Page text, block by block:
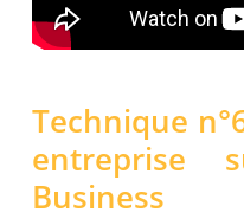
Technique
entreprise
Business